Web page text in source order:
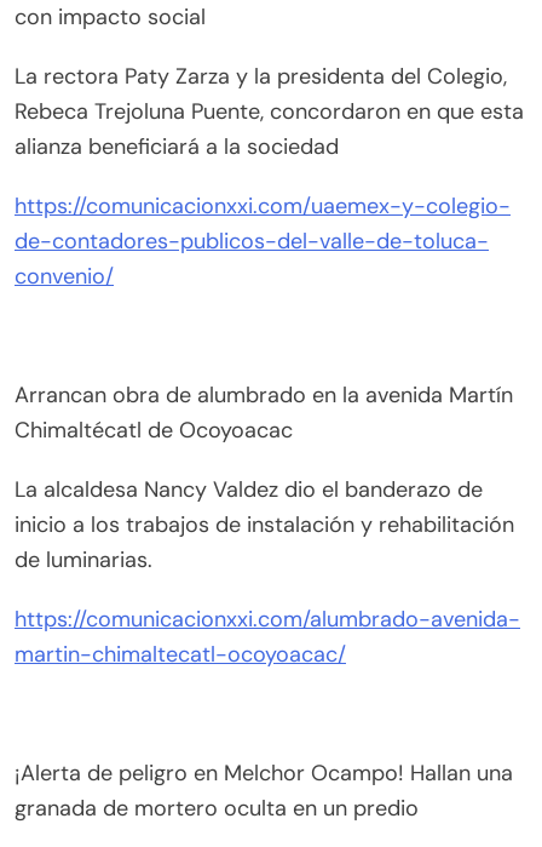
con impacto social
La rectora Paty Zarza y la presidenta del Colegio,
Rebeca Trejoluna Puente, concordaron en que esta
alianza beneficiará a la sociedad
https://comunicacionxxi.com/uaemex-y-colegio-
de-contadores-publicos-del-valle-de-toluca-
convenio/
Arrancan obra de alumbrado en la avenida Martín
Chimaltécatl de Ocoyoacac
La alcaldesa Nancy Valdez dio el banderazo de
inicio a los trabajos de instalación y rehabilitación
de luminarias.
https://comunicacionxxi.com/alumbrado-avenida-
martin-chimaltecatl-ocoyoacac/
¡Alerta de peligro en Melchor Ocampo! Hallan una
granada de mortero oculta en un predio